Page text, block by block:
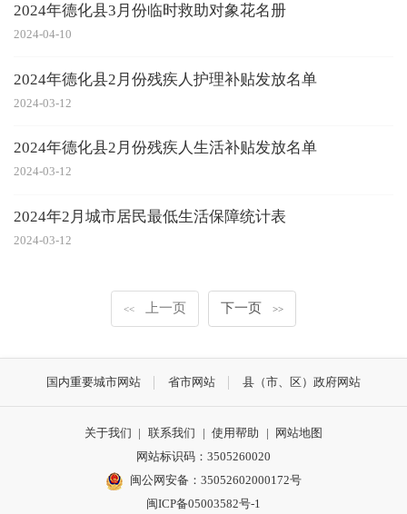
2024年德化县3月份临时救助对象花名册
2024-04-10
2024年德化县2月份残疾人护理补贴发放名单
2024-03-12
2024年德化县2月份残疾人生活补贴发放名单
2024-03-12
2024年2月城市居民最低生活保障统计表
2024-03-12
<< 上一页 下一页 >>
国内重要城市网站 省市网站 县（市、区）政府网站
关于我们 | 联系我们 | 使用帮助 | 网站地图
网站标识码：3505260020
闽公网安备：35052602000172号
闽ICP备05003582号-1